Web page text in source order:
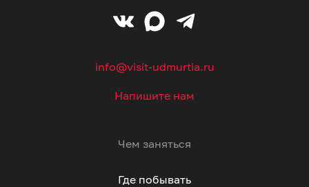
info@visit-udmurtia.ru
Напишите нам
Чем заняться
Где побывать